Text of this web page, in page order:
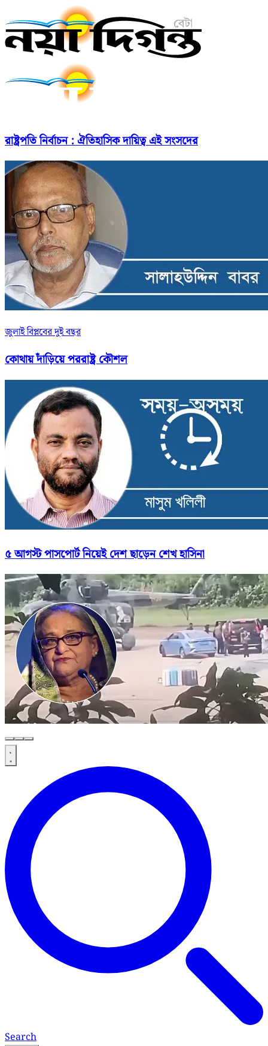
রাষ্ট্রপতি নির্বাচন : ঐতিহাসিক দায়িত্ব এই সংসদের
জুলাই বিপ্লবের দুই বছর
কোথায় দাঁড়িয়ে পররাষ্ট্র কৌশল
৫ আগস্ট পাসপোর্ট নিয়েই দেশ ছাড়েন শেখ হাসিনা
Search